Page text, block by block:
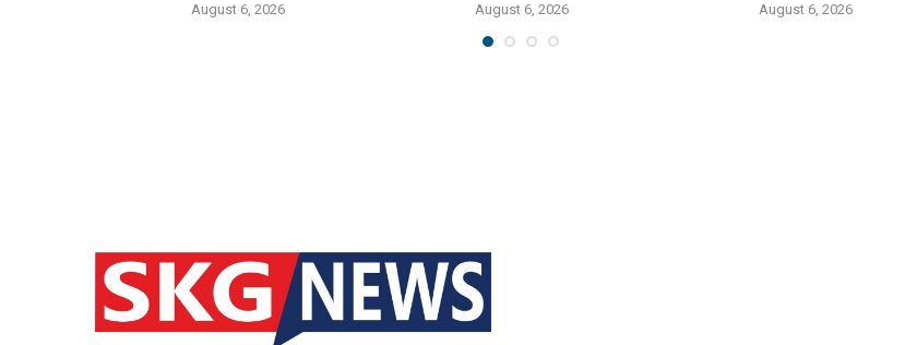
August 6, 2026 August 6, 2026 August 6, 2026